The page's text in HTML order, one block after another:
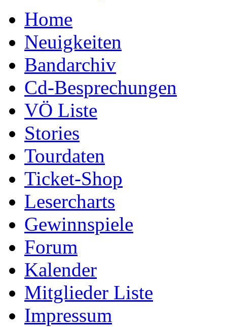
Home
Neuigkeiten
Bandarchiv
Cd-Besprechungen
VÖ Liste
Stories
Tourdaten
Ticket-Shop
Lesercharts
Gewinnspiele
Forum
Kalender
Mitglieder Liste
Impressum